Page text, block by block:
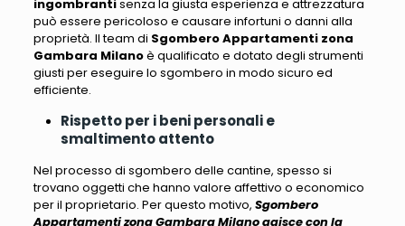
ingombrantisenza la giusta esperienza e attrezzatura
può essere pericoloso e causare infortuni o danni alla
proprietà. Il team di Sgombero Appartamenti zona
Gambara Milanoè qualificato e dotato degli strumenti
giusti per eseguire lo sgombero in modo sicuro ed
efficiente.
Rispetto per i beni personali e
smaltimento attento
Nel processo di sgombero delle cantine, spesso si
trovano oggetti che hanno valore affettivo o economico
per il proprietario. Per questo motivo, Sgombero
Appartamenti zona Gambara Milano agisce con la